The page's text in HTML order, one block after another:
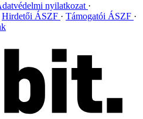
nyilatkozat
Hirdetői ÁSZF
Támogatói ÁSZF